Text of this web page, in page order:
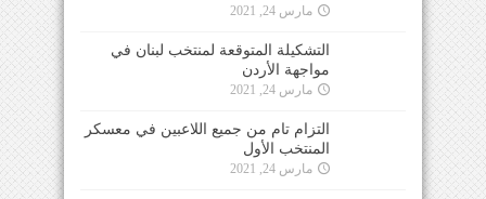
مارس 24, 2021
التشكيلة المتوقعة لمنتخب لبنان في
مواجهة الأردن
مارس 24, 2021
التزام تام من جميع اللاعبين في معسكر
المنتخب الأول
مارس 24, 2021